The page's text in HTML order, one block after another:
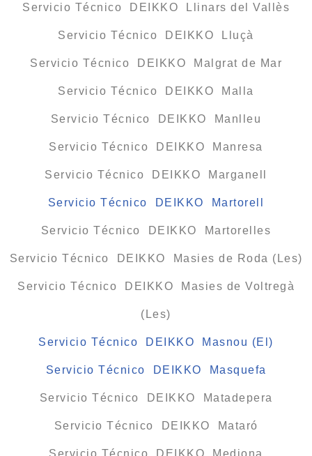
Servicio Técnico DEIKKO Llinars del Vallès
Servicio Técnico DEIKKO Lluçà
Servicio Técnico DEIKKO Malgrat de Mar
Servicio Técnico DEIKKO Malla
Servicio Técnico DEIKKO Manlleu
Servicio Técnico DEIKKO Manresa
Servicio Técnico DEIKKO Marganell
Servicio Técnico DEIKKO Martorell
Servicio Técnico DEIKKO Martorelles
Servicio Técnico DEIKKO Masies de Roda (Les)
Servicio Técnico DEIKKO Masies de Voltregà
(Les)
Servicio Técnico DEIKKO Masnou (El)
Servicio Técnico DEIKKO Masquefa
Servicio Técnico DEIKKO Matadepera
Servicio Técnico DEIKKO Mataró
Servicio Técnico DEIKKO Mediona